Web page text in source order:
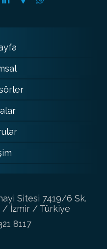
Sitesi 7419/6 Sk.
/ İzmir / Türkiye
8117